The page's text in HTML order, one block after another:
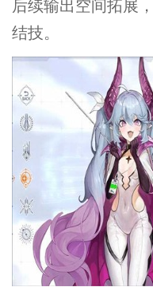
后续输出空间拓展
结技。